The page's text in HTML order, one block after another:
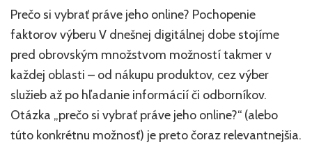
Prečo si vybrať práve jeho online? Pochopenie
faktorov výberu V dnešnej digitálnej dobe stojíme
pred obrovským množstvom možností takmer v
každej oblasti – od nákupu produktov, cez výber
služieb až po hľadanie informácií či odborníkov.
Otázka „prečo si vybrať práve jeho online?“ (alebo
túto konkrétnu možnosť) je preto čoraz relevantnejšia.